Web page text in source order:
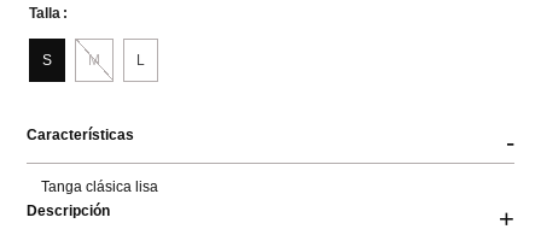
Talla
L
M
S
Características -
Tanga clásica lisa
Descripción
+